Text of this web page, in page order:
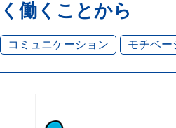
く働くことから
コミュニケーション モチベー